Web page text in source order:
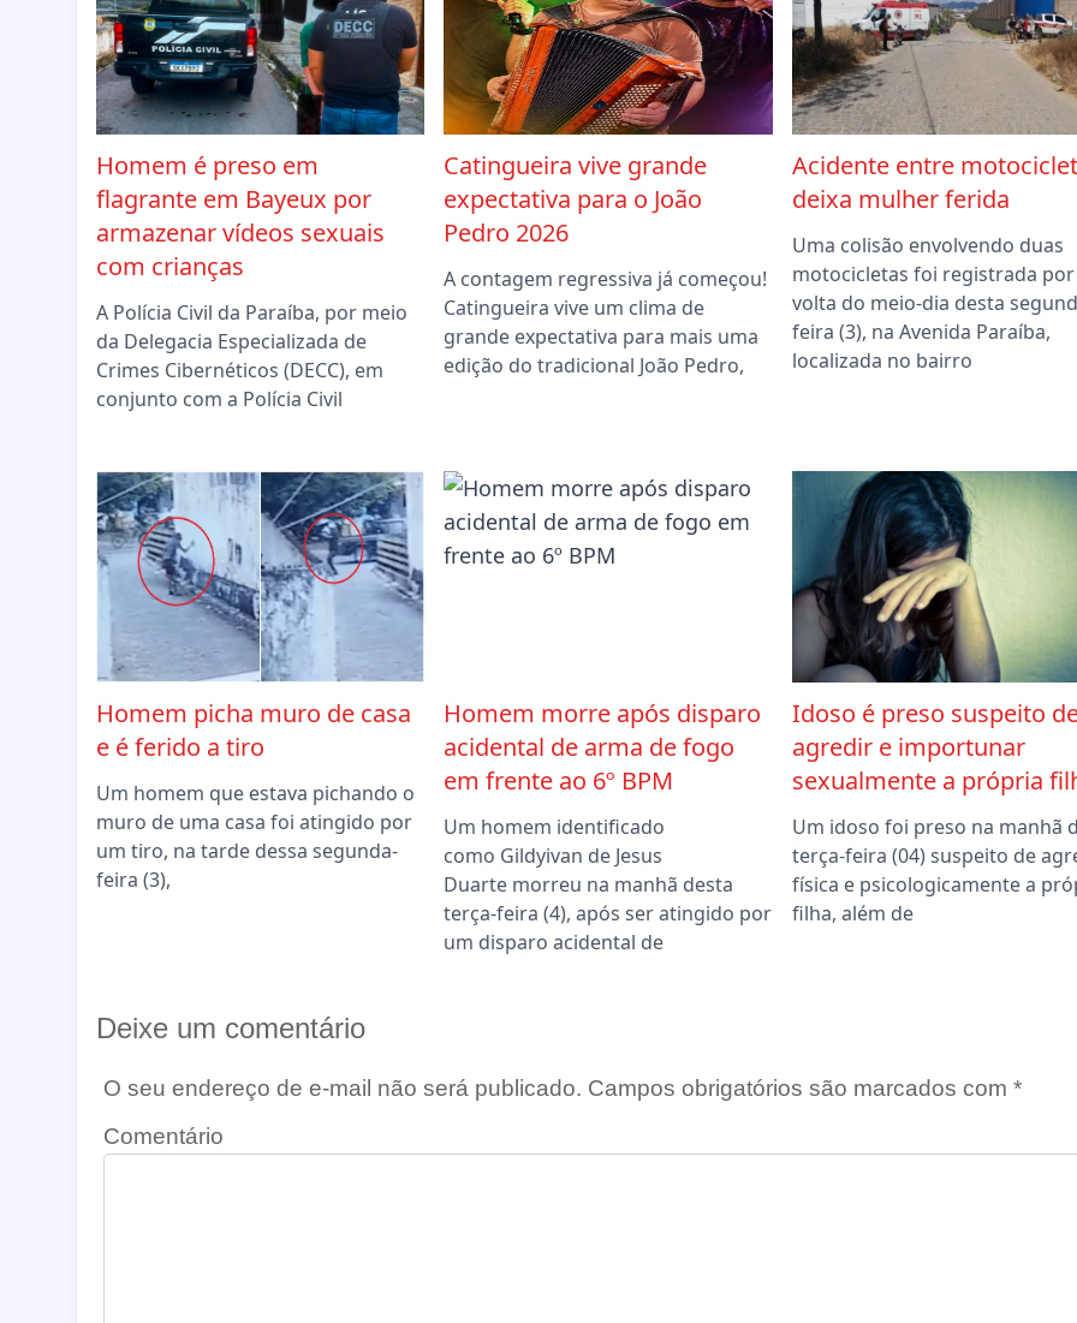
Homem é preso em
flagrante em Bayeux por
armazenar vídeos sexuais
com crianças
A Polícia Civil da Paraíba, por meio
da Delegacia Especializada de
Crimes Cibernéticos (DECC), em
conjunto com a Polícia Civil
Catingueira vive grande
expectativa para o João
Pedro 2026
A contagem regressiva já começou!
Catingueira vive um clima de
grande expectativa para mais uma
edição do tradicional João Pedro,
Acidente entre
deixa mulher ferida
Uma colisão envolvendo duas
motocicletas foi registrada por
volta do meio-dia desta
feira (3), na Avenida Paraíba,
localizada no bairro
Homem picha muro de casa
e é ferido a tiro
Um homem que estava pichando o
muro de uma casa foi atingido por
um tiro, na tarde dessa segunda-
feira (3),
Homem morre após disparo
acidental de arma de fogo
em frente ao 6º BPM
Um homem identificado
como Gildyivan de Jesus
Duarte morreu na manhã desta
terça-feira (4), após ser atingido por
um disparo acidental de
Idoso é preso suspeito
agredir e importunar
sexualmente a própria
Um idoso foi preso na manhã
terça-feira (04) suspeito de
física e psicologicamente a
filha, além de
Deixe um comentário
O seu endereço de e-mail não será publicado. Campos obrigatórios são marcados com *
Comentário